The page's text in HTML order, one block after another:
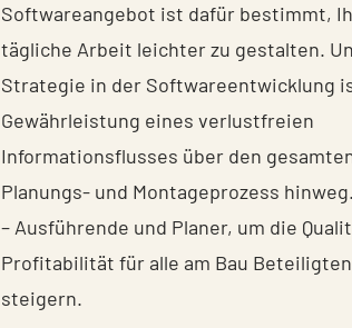
Softwareangebot ist dafür bestimmt,
tägliche Arbeit leichter zu gestalten.
Strategie in der Softwareentwicklung
Gewährleistung eines verlustfreien
Informationsflusses über den
Planungs- und Montageprozess
– Ausführende und Planer, um die
Profitabilität für alle am Bau
steigern.